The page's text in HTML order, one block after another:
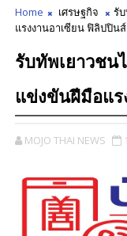
Home เศรษฐกิจ
รั
แรงงานอาเซียน ฟิลิปปินส์
รับทัพเยาวชน
แข่งขันฝีมือแร
MOJO THAI NEWS